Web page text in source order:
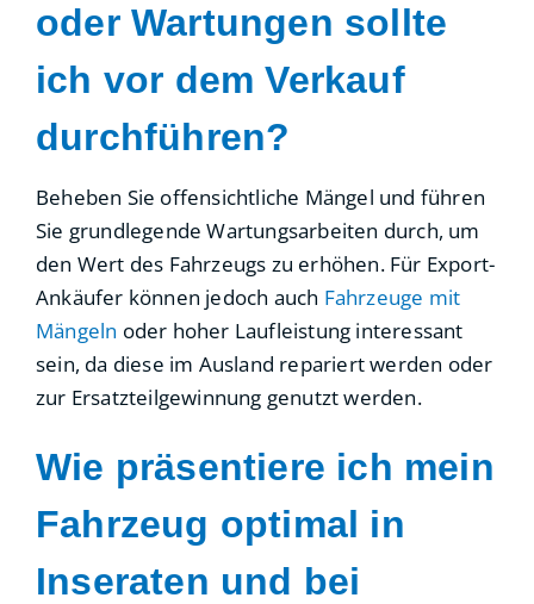
oder Wartungen sollte
ich vor dem Verkauf
durchführen?
Beheben Sie offensichtliche Mängel und führen
Sie grundlegende Wartungsarbeiten durch, um
den Wert des Fahrzeugs zu erhöhen. Für Export-
Ankäufer können jedoch auch Fahrzeuge mit
Mängeln oder hoher Laufleistung interessant
sein, da diese im Ausland repariert werden oder
zur Ersatzteilgewinnung genutzt werden.
Wie präsentiere ich mein
Fahrzeug optimal in
Inseraten und bei